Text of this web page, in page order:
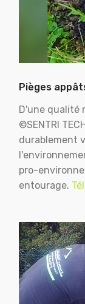
Pièges
D'une qualité
©SENTRI
durablement
pro-
entourage.